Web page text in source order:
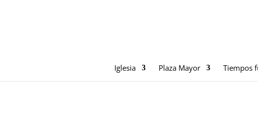
Iglesia Plaza Mayor Tiempos